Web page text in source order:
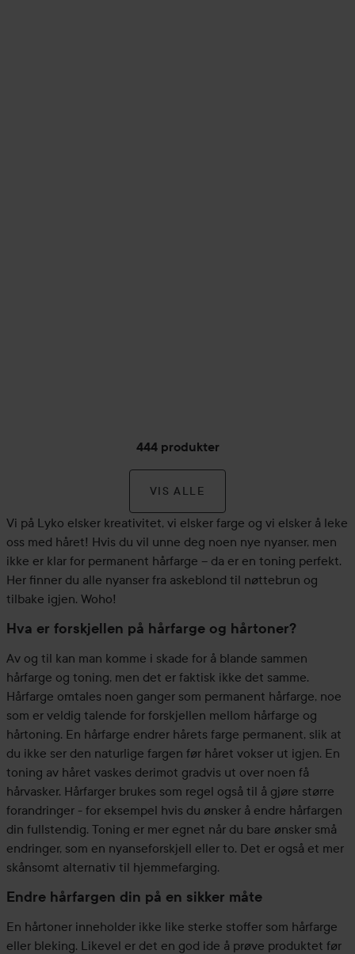
444 produkter
VIS ALLE
Vi på Lyko elsker kreativitet, vi elsker farge og vi elsker å leke
oss med håret! Hvis du vil unne deg noen nye nyanser, men
ikke er klar for permanent hårfarge – da er en toning perfekt.
Her finner du alle nyanser fra askeblond til nøttebrun og
tilbake igjen. Woho!
Hva er forskjellen på hårfarge og hårtoner?
Av og til kan man komme i skade for å blande sammen
hårfarge og toning, men det er faktisk ikke det samme.
Hårfarge omtales noen ganger som permanent hårfarge, noe
som er veldig talende for forskjellen mellom hårfarge og
hårtoning. En hårfarge endrer hårets farge permanent, slik at
du ikke ser den naturlige fargen før håret vokser ut igjen. En
toning av håret vaskes derimot gradvis ut over noen få
hårvasker. Hårfarger brukes som regel også til å gjøre større
forandringer - for eksempel hvis du ønsker å endre hårfargen
din fullstendig. Toning er mer egnet når du bare ønsker små
endringer, som en nyanseforskjell eller to. Det er også et mer
skånsomt alternativ til hjemmefarging.
Endre hårfargen din på en sikker måte
En hårtoner inneholder ikke like sterke stoffer som hårfarge
eller bleking. Likevel er det en god ide å prøve produktet før